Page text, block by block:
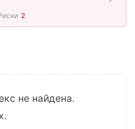
2
не найдена.